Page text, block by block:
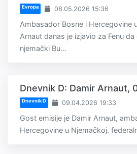
Evropa 08.05.2026 15:36
Ambasador Bosne i Hercegovine
Arnaut danas je izjavio za Fenu
njemački Bu...
Dnevnik D: Damir Arnaut,
Dnevnik D 09.04.2026 19:33
Gost emisije je Damir Arnaut,
Hercegovine u Njemačkoj.